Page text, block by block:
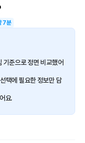
7분
기준으로 정면 비교했어
택에 필요한 정보만 담
요.